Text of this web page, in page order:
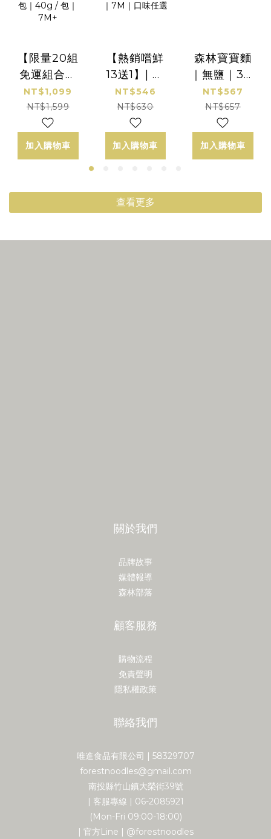
【限量20組
免運組合】
｜寶寶米餅9
包 贈 火龍果
寶寶麵1包｜
40g / 包｜
7M+
NT$1,099
NT$1,599
加入購物車
【熱銷嚐鮮
13送1】| 森
林寶寶麵嚐
鮮包｜14包
｜40g / 包
｜7M｜口味
任選
NT$546
NT$630
加入購物車
森林寶寶麵
｜無鹽｜3盒
｜8包/盒｜
好評免運
NT$567
NT$657
加入購物車
查看更多
關於我們
品牌故事
媒體報導
森林部落
顧客服務
購物流程
免責聲明
隱私權政策
聯絡我們
唯進食品有限公司 | 58329707
forestnoodles@gmail.com
南投縣竹山鎮大榮街39號
| 客服專線 | 06-2085921
(Mon-Fri 09:00-18:00)
| 官方Line | @forestnoodles